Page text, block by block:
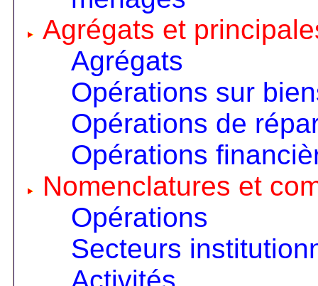
Agrégats et
Agrégats
Opérations sur
Opérations de
Opérations
Nomenclatures et
Opérations
Secteurs